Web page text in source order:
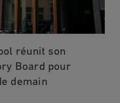
réunit son
Board pour
demain